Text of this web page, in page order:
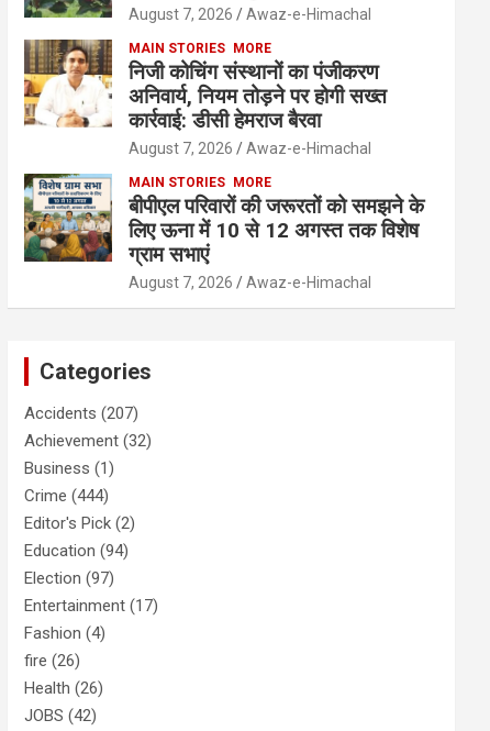
August 7, 2026 Awaz-e-Himachal
MAIN STORIES MORE
निजी कोचिंग संस्थानों का पंजीकरण
अनिवार्य, नियम तोड़ने पर होगी सख्त
कार्रवाई: डीसी हेमराज बैरवा
August 7, 2026 Awaz-e-Himachal
MAIN STORIES MORE
बीपीएल परिवारों की जरूरतों को समझने के
लिए ऊना में 10 से 12 अगस्त तक विशेष
ग्राम सभाएं
August 7, 2026 Awaz-e-Himachal
Categories
Accidents (207)
Achievement (32)
Business (1)
Crime (444)
Editor's Pick (2)
Education (94)
Election (97)
Entertainment (17)
Fashion (4)
fire (26)
Health (26)
JOBS (42)